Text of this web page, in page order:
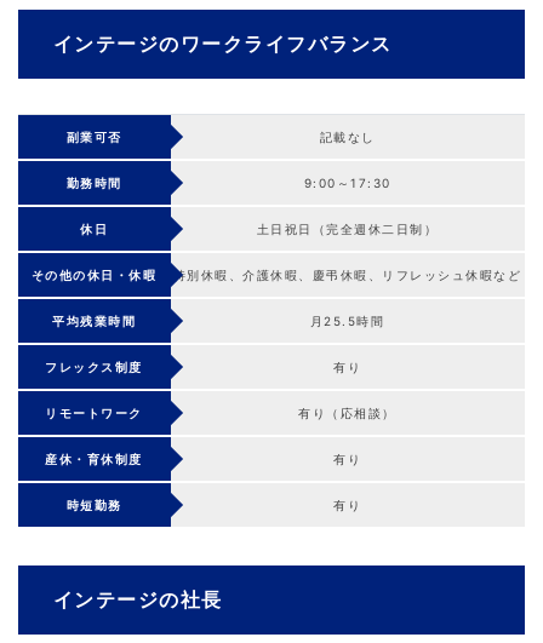
インテージのワークライフバランス
副業可否 記載なし
勤務時間 9:00～17:30
休日 土日祝日（完全週休二日制）
その他の休日・休暇 特別休暇、介護休暇、慶弔休暇、リフレッシュ休暇など
平均残業時間 月25.5時間
フレックス制度 有り
リモートワーク 有り（応相談）
産休・育休制度 有り
時短勤務 有り
インテージの社長